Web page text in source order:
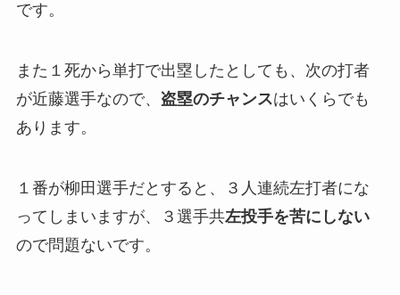
です。
また１死から単打で出塁したとしても、次の打者
が近藤選手なので、 盗塁のチャンスはいくらでも
あります。
１番が柳田選手だとすると、３人連続左打者にな
ってしまいますが、３選手共左投手を苦にしない
ので問題ないです。